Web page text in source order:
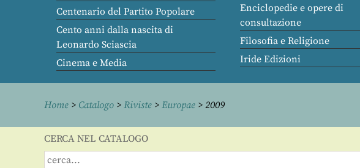
Centenario del Partito Popolare
Cento anni dalla nascita di
Leonardo Sciascia
Cinema e Media
Enciclopedie e opere di
consultazione
Filosofia e Religione
Iride Edizioni
Home > Catalogo > Riviste > Europae > 2009
CERCA NEL CATALOGO